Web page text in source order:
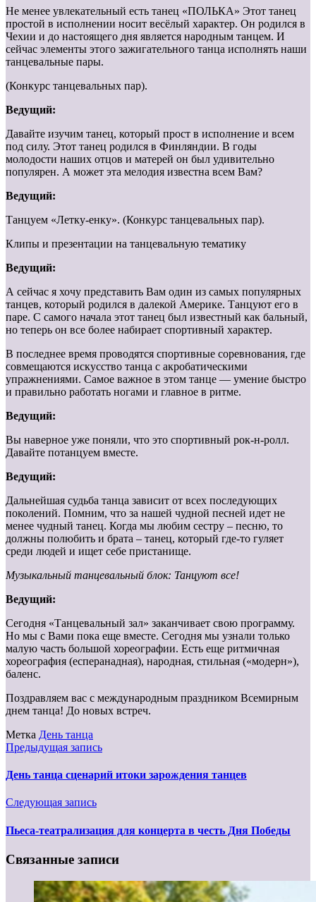
Не менее увлекательный есть танец «ПОЛЬКА» Этот танец
простой в исполнении носит весёлый характер. Он родился в
Чехии и до настоящего дня является народным танцем. И
сейчас элементы этого зажигательного танца исполнять наши
танцевальные пары.
(Конкурс танцевальных пар).
Ведущий:
Давайте изучим танец, который прост в исполнение и всем
под силу. Этот танец родился в Финляндии. В годы
молодости наших отцов и матерей он был удивительно
популярен. А может эта мелодия известна всем Вам?
Ведущий:
Танцуем «Летку-енку». (Конкурс танцевальных пар).
Клипы и презентации на танцевальную тематику
Ведущий:
А сейчас я хочу представить Вам один из самых популярных
танцев, который родился в далекой Америке. Танцуют его в
паре. С самого начала этот танец был известный как бальный,
но теперь он все более набирает спортивный характер.
В последнее время проводятся спортивные соревнования, где
совмещаются искусство танца с акробатическими
упражнениями. Самое важное в этом танце — умение быстро
и правильно работать ногами и главное в ритме.
Ведущий:
Вы наверное уже поняли, что это спортивный рок-н-ролл.
Давайте потанцуем вместе.
Ведущий:
Дальнейшая судьба танца зависит от всех последующих
поколений. Помним, что за нашей чудной песней идет не
менее чудный танец. Когда мы любим сестру – песню, то
должны полюбить и брата – танец, который где-то гуляет
среди людей и ищет себе пристанище.
Музыкальный танцевальный блок: Танцуют все!
Ведущий:
Сегодня «Танцевальный зал» заканчивает свою программу.
Но мы с Вами пока еще вместе. Сегодня мы узнали только
малую часть большой хореографии. Есть еще ритмичная
хореография (есперанадная), народная, стильная («модерн»),
баленс.
Поздравляем вас с международным праздником Всемирным
днем танца! До новых встреч.
Метка День танца
Предыдущая запись
День танца сценарий итоки зарождения танцев
Следующая запись
Пьеса-театрализация для концерта в честь Дня Победы
Связанные записи